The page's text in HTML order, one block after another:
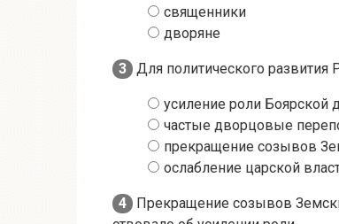
священники
дворяне
3 Для политического развития
усиление роли Боярской
частые дворцовые
прекращение созывов
ослабление царской
4
Прекращение созывов